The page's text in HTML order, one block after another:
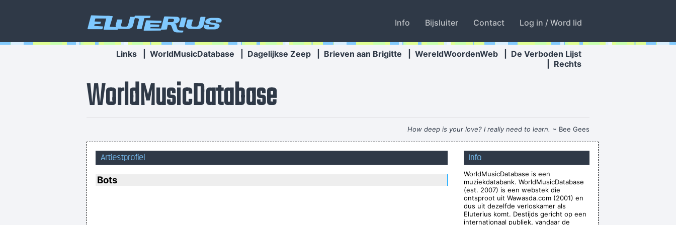
Eluterius Info Bijsluiter Contact Log in / Word lid
Links WorldMusicDatabase Dagelijkse Zeep Brieven aan Brigitte WereldWoordenWeb
De Verboden Lijst
Rechts
WorldMusicDatabase
How deep is your love? I really need to learn. ~ Bee Gees
Pop is actually my least favorite kind of music, because it lacks real depth.~ Christina Aguilera
Ces't le ton qui fait la music
I´m a tidy sort of bloke I don´t like chaos. I kept records in the record rack, tea in the tea caddy, and pot in the pot box ~ George Harrison
Music is your own experience, your own thoughts, your wisdom. If you don't live it, it won't come out of your horn. They teach you there's a boundary
line to music. But, man, there's no boundary line to art.~ Charlie Parker
... Just as Jesus created wine from water, we humans are capable on transmuting emotion into music.. ~ Carlos Santana
Artiestprofiel
Bots
Info
WorldMusicDatabase is een
muziekdatabank. WorldMusicDatabase
(est. 2007) is een webstek die
ontsproot uit Wawasda.com (2001) en
dus uit dezelfde verloskamer als
Eluterius komt. Destijds gericht op een
internationaal publiek, vandaar de